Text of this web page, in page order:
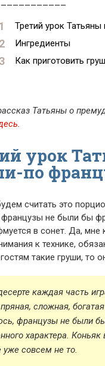
Третий урок
Ингредиенты
Как приготовить
Татьяны о
.
урок
по
считать это
не были бы
в сонет. Да, мне
к технике,
такие груши, то
каждая часть
сложная,
французы не были
характера.
уже совсем не то.